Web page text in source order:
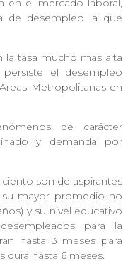
en el mercado laboral,
de desempleo la que
la tasa mucho mas alta
el desempleo
Metropolitanas en
de carácter
y demanda por
son de aspirantes
mayor promedio no
y su nivel educativo
para la
hasta 3 meses para
hasta 6 meses.